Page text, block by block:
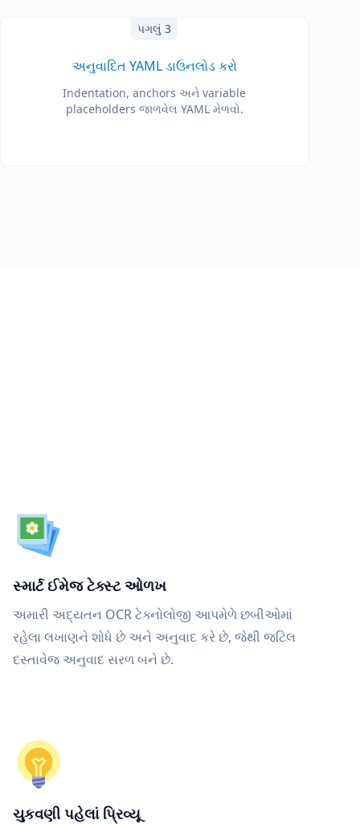
પગલું 3
અનુવાદિત YAML ડાઉનલોડ કરો
Indentation, anchors અને variable
placeholders જાળવેલ YAML મેળવો.
સ્માર્ટ ઈમેજ ટેક્સ્ટ ઓળખ
અમારી અદ્યતન OCR ટેક્નોલોજી આપમેળે છબીઓમાં
રહેલા લખાણને શોધે છે અને અનુવાદ કરે છે, જેથી જટિલ
દસ્તાવેજ અનુવાદ સરળ બને છે.
ચુકવણી પહેલાં પ્રિવ્યૂ